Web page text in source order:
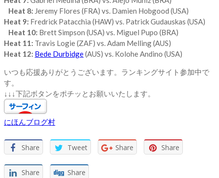
Heat 8: Jeremy Flores (FRA) vs. Damien Hobgood (USA)
Heat 9: Fredrick Patacchia (HAW) vs. Patrick Gudauskas (USA)
Heat 10: Brett Simpson (USA) vs. Miguel Pupo (BRA)
Heat 11: Travis Logie (ZAF) vs. Adam Melling (AUS)
Heat 12: Bede Durbidge(AUS) vs. Kolohe Andino (USA)
いつも応援ありがとうございます。ランキングサイト参加中で
す。
↓↓↓下記ボタンをポチッとお願いいたします。
にほんブログ村
Share Tweet Share Share
Share Share